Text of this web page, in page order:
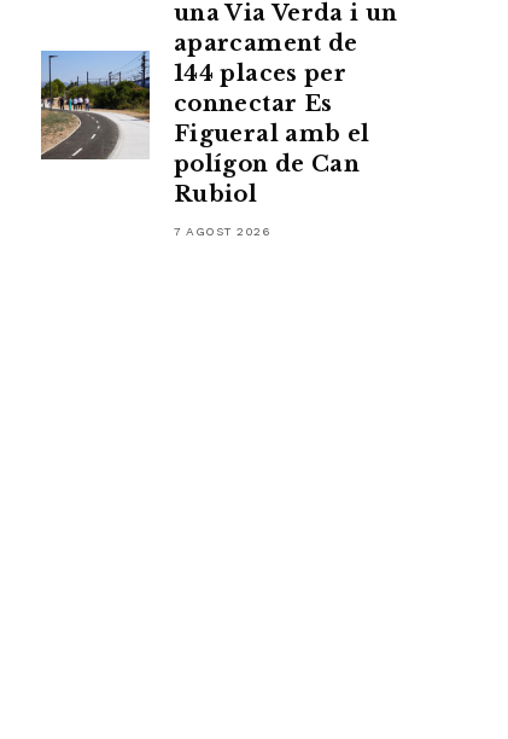
una Via Verda i un
aparcament de
144 places per
connectar Es
Figueral amb el
polígon de Can
Rubiol
7 AGOST 2026